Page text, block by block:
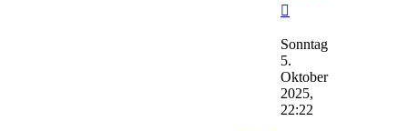
Beitrag
Sonntag
5.
Oktober
2025,
22:22